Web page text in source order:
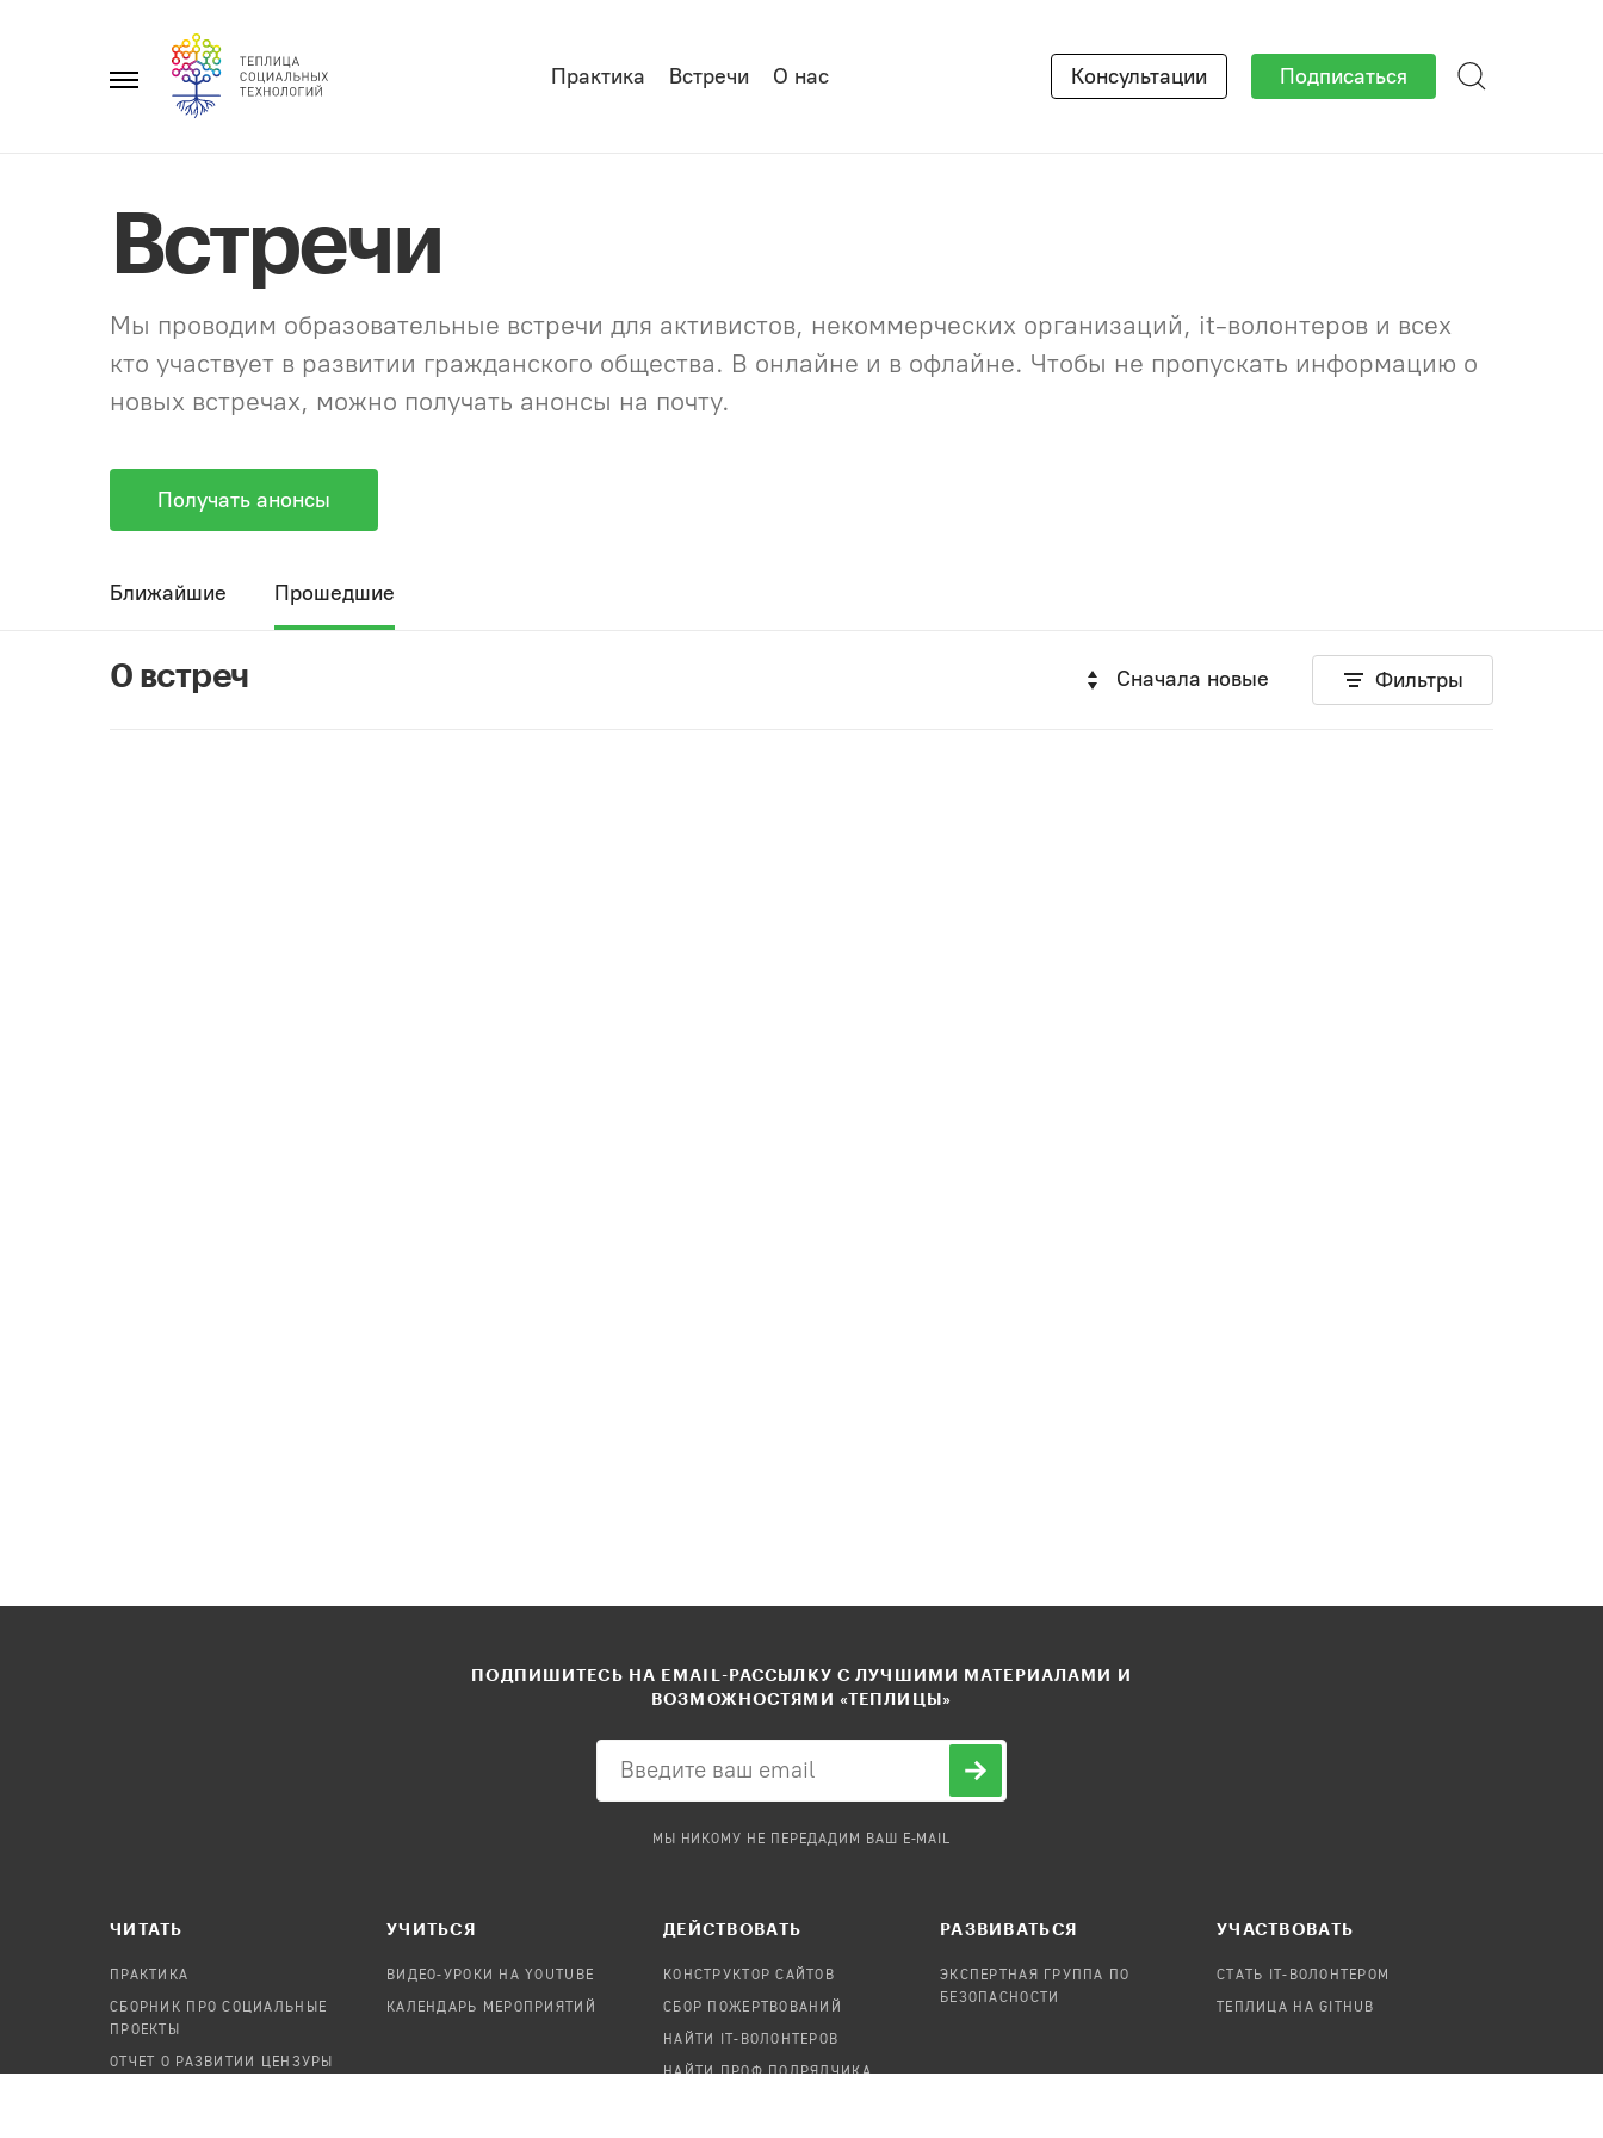
Главное
Практика Встречи О нас Консультации Подписаться
Встречи
Мы проводим образовательные встречи для активистов, некоммерческих организаций, it-волонтеров и всех
кто участвует в развитии гражданского общества. В онлайне и в офлайне. Чтобы не пропускать информацию о
новых встречах, можно получать анонсы на почту.
Получать анонсы
Ближайшие Прошедшие
0 встреч Сначала новые Фильтры
ПОДПИШИТЕСЬ НА EMAIL-РАССЫЛКУ С ЛУЧШИМИ МАТЕРИАЛАМИ И
ВОЗМОЖНОСТЯМИ «ТЕПЛИЦЫ»
МЫ НИКОМУ НЕ ПЕРЕДАДИМ ВАШ E-MAIL
ЧИТАТЬ
ПРАКТИКА
СБОРНИК ПРО СОЦИАЛЬНЫЕ
ПРОЕКТЫ
ОТЧЕТ О РАЗВИТИИ ЦЕНЗУРЫ
УЧИТЬСЯ
ВИДЕО-УРОКИ НА YOUTUBE
КАЛЕНДАРЬ МЕРОПРИЯТИЙ
ДЕЙСТВОВАТЬ
КОНСТРУКТОР САЙТОВ
СБОР ПОЖЕРТВОВАНИЙ
НАЙТИ IT-ВОЛОНТЕРОВ
НАЙТИ ПРОФ.ПОДРЯДЧИКА
РАЗВИВАТЬСЯ
ЭКСПЕРТНАЯ ГРУППА ПО
БЕЗОПАСНОСТИ
УЧАСТВОВАТЬ
СТАТЬ IT-ВОЛОНТЕРОМ
ТЕПЛИЦА НА GITHUB